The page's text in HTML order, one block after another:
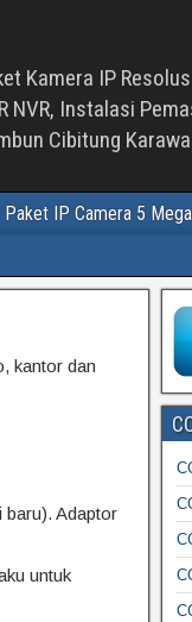
Kamera IP
Instalasi
Cibitung
Paket IP Camera 5
kantor dan
baru). Adaptor
untuk